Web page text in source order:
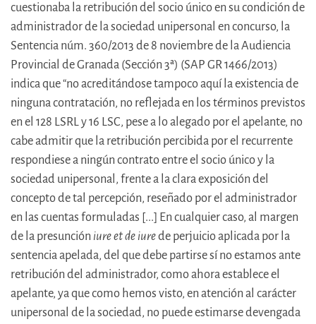
cuestionaba la retribución del socio único en su condición de
administrador de la sociedad unipersonal en concurso, la
Sentencia núm. 360/2013 de 8 noviembre de la Audiencia
Provincial de Granada (Sección 3ª) (SAP GR 1466/2013)
indica que “no acreditándose tampoco aquí la existencia de
ninguna contratación, no reflejada en los términos previstos
en el 128 LSRL y 16 LSC, pese a lo alegado por el apelante, no
cabe admitir que la retribución percibida por el recurrente
respondiese a ningún contrato entre el socio único y la
sociedad unipersonal, frente a la clara exposición del
concepto de tal percepción, reseñado por el administrador
en las cuentas formuladas [...] En cualquier caso, al margen
de la presunción iure et de iurede perjuicio aplicada por la
sentencia apelada, del que debe partirse sí no estamos ante
retribución del administrador, como ahora establece el
apelante, ya que como hemos visto, en atención al carácter
unipersonal de la sociedad, no puede estimarse devengada